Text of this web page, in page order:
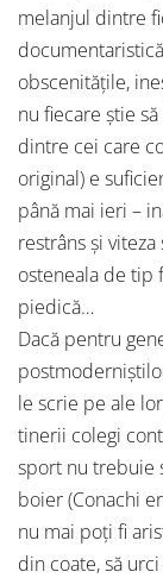
melanjul dintre
obscenităţile,
nu fiecare ştie
dintre cei care
original) e
până mai ieri –
restrâns şi
osteneala de tip
piedică…
Dacă pentru
le scrie pe ale
tinerii colegi
sport nu trebuie
boier (Conachi
nu mai poţi fi
din coate, să